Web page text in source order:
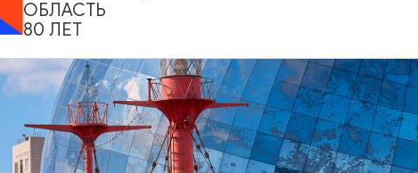
МУЗЕИ
ОБЛАСТЬ
80 ЛЕТ